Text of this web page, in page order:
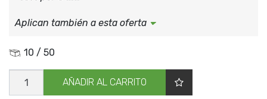
Aplican también a esta oferta
10 / 50
NIVEL
ALUM
C/IMAN
AÑADIR AL CARRITO